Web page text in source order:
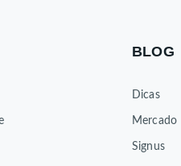
BLOG
Dicas
Mercado
Signus